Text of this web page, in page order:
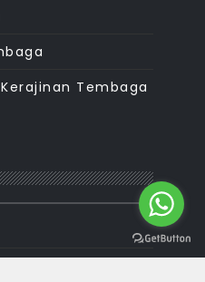
Tembaga